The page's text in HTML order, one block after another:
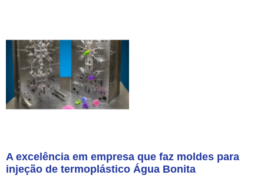
A excelência em empresa que faz moldes para
injeção de termoplástico Água Bonita